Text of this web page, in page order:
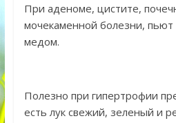
При аденоме, цистите,
мочекаменной болезни, пьют
медом.
Полезно при гипертрофии
есть лук свежий, зеленый и